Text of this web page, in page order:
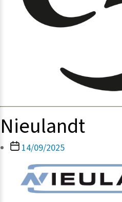
Nieulandt
Berichtdatum
14/09/2025